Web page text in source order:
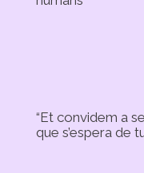
“Et convidem a
que s’espera de